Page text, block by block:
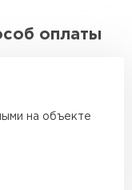
оплаты
на объекте